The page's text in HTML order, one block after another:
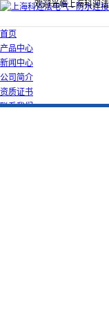
欢迎光临上海科迎
首页
产品中心
新闻中心
公司简介
资质证书
联系我们